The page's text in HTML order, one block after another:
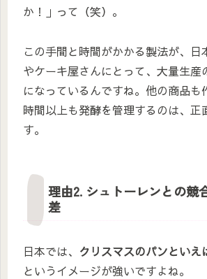
か！」って（笑）。
この手間と時間がかかる製法が、日
やケーキ屋さんにとって、大量生産
になっているんですね。他の商品も
時間以上も発酵を管理するのは、正
す。
理由2. シュトーレンとの競
差
日本では、 クリスマスのパンといえ
というイメージが強いですよね。